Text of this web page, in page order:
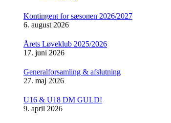
Kontingent for sæsonen 2026/2027
6. august 2026
Årets Løveklub 2025/2026
17. juni 2026
Generalforsamling & afslutning
27. maj 2026
U16 & U18 DM GULD!
9. april 2026